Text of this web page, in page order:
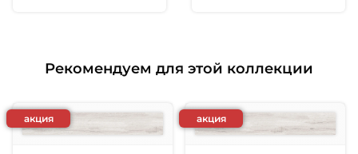
Рекомендуем для этой коллекции
акция акция